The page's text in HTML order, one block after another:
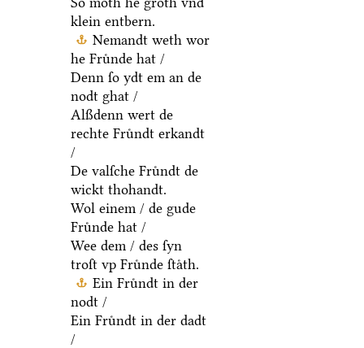
klein entbern.
Nemandt weth wor
he Fruͤnde hat /
Denn ſo ydt em an de
nodt ghat /
Alßdenn wert de
rechte Fruͤndt erkandt
/
De valſche Fruͤndt de
wickt thohandt.
Wol einem / de gude
Fruͤnde hat /
Wee dem / des ſyn
troſt vp Fruͤnde ſtaͤth.
Ein Fruͤndt in der
nodt /
Ein Fruͤndt in der dadt
/